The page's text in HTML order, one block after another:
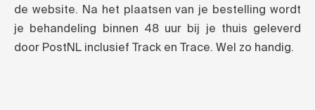
de website. Na het plaatsen van je bestelling wordt
je behandeling binnen 48 uur bij je thuis geleverd
door PostNL inclusief Track en Trace. Wel zo handig.